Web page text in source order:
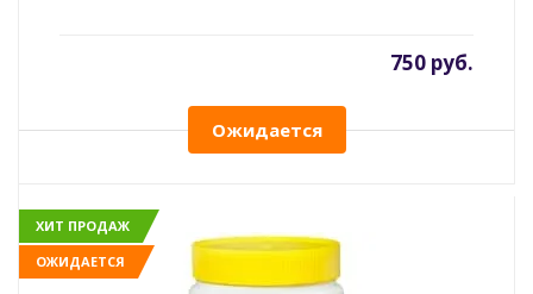
750 руб.
Ожидается
ХИТ ПРОДАЖ
ОЖИДАЕТСЯ